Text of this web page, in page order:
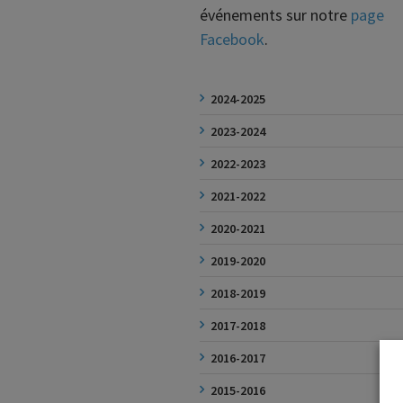
événements sur notre page
Facebook.
2024-2025
2023-2024
2022-2023
2021-2022
2020-2021
2019-2020
2018-2019
2017-2018
2016-2017
2015-2016